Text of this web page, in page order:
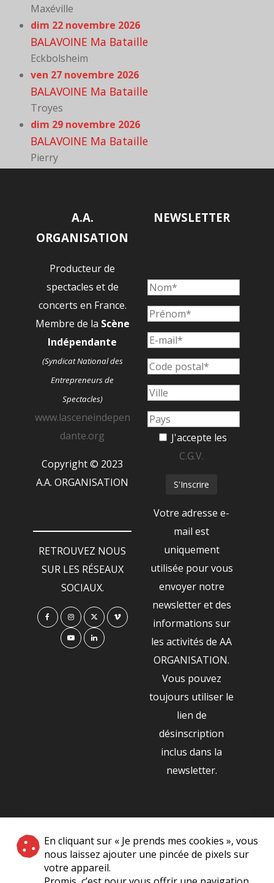
En cliquant sur « Je prends mes cookies », vous
nous laissez ajouter une pincée de pixels sur
votre appareil.
Maxéville
dim 22 novembre 2026
BALAVOINE Ma Bataille
Eckbolsheim
ven 27 novembre 2026
BALAVOINE Ma Bataille
Troyes
dim 29 novembre 2026
BALAVOINE Ma Bataille
Pierry
A.A.
ORGANISATION
Producteur de
spectacles et de
concerts en France.
Membre de la Scène
Indépendante
(Syndicat National des
Entrepreneurs de
Spectacles)
www.lasceneindepen
dante.org
Copyright © 2023
A.A. ORGANISATION
RETROUVEZ NOUS
SUR LES RÉSEAUX
SOCIAUX.
NEWSLETTER
J'accepte les
C.G.V.
Votre adresse e-
mail est
uniquement
utilisée pour vous
envoyer notre
newsletter et des
informations sur
les activités de AA
ORGANISATION.
Vous pouvez
toujours utiliser le
lien de
désinscription
inclus dans la
newsletter.
NOS PARTENAIRES
|